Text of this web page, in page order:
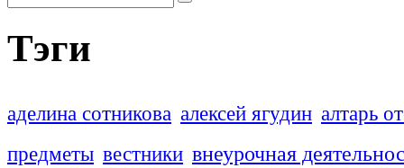
Тэги
аделина сотникова алексей ягудин алтарь
предметы вестники внеурочная